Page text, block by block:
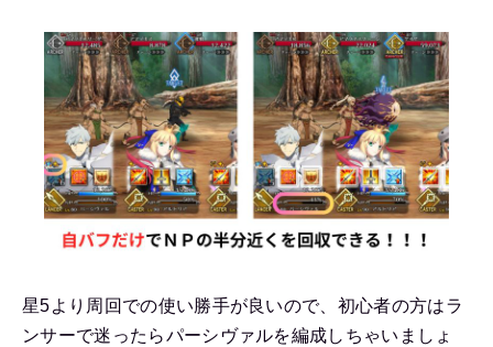
星5より周回での使い勝手が良いので、初心者の方はラ
ンサーで迷ったらパーシヴァルを編成しちゃいましょ